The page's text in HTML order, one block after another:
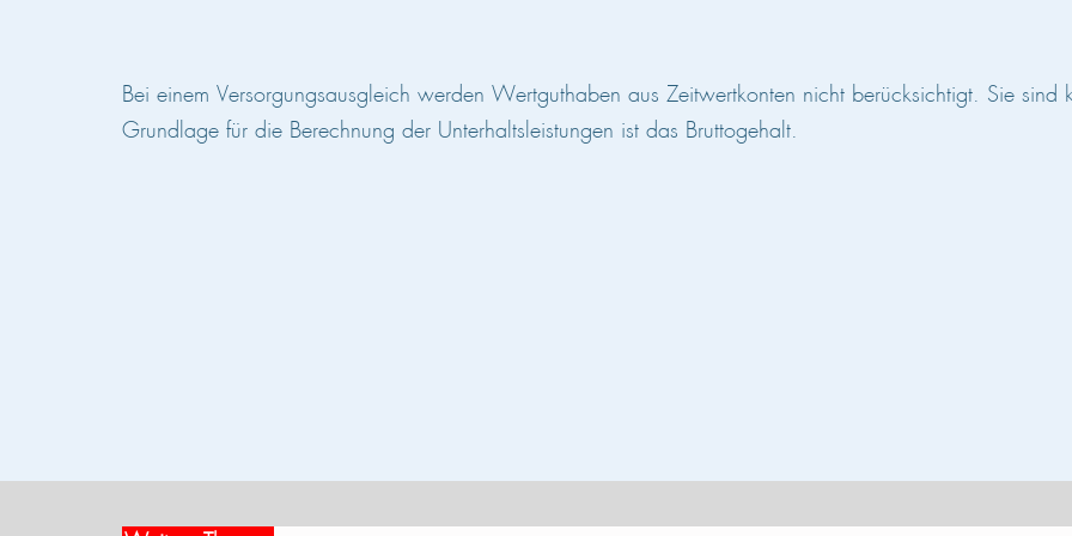
Bei einem Versorgungsausgleich werden Wertguthaben aus Zeitwertkonten nicht berücksichtigt. Sie sind
Grundlage für die Berechnung der Unterhaltsleistungen ist das Bruttogehalt.